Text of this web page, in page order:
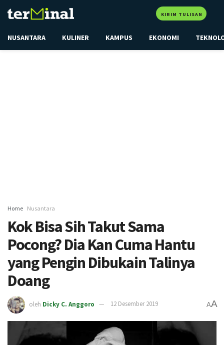
KIRIM TULISAN
NUSANTARA KULINER KAMPUS EKONOMI
Home Nusantara
Kok Bisa Sih Takut Sama
Pocong? Dia Kan Cuma Hantu
yang Pengin Dibukain Talinya
Doang
oleh Dicky C. Anggoro 12 Desember 2019 AA